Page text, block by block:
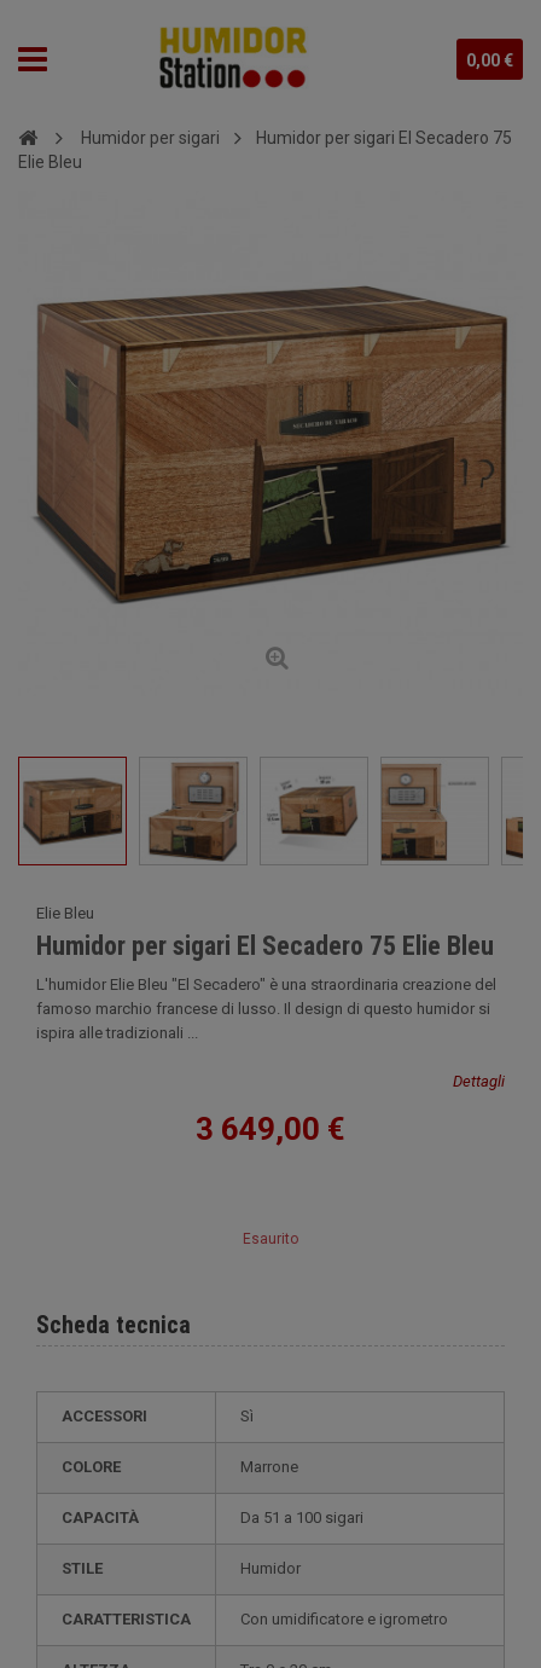
0,00 €
Humidor per sigari
Humidor per sigari El Secadero 75
Elie Bleu
Elie Bleu
Humidor per sigari El Secadero 75 Elie Bleu
L'humidor Elie Bleu "El Secadero" è una straordinaria creazione del
famoso marchio francese di lusso. Il design di questo humidor si
ispira alle tradizionali ...
Dettagli
3 649,00 €
Esaurito
Scheda tecnica
ACCESSORI Sì
COLORE Marrone
CAPACITÀ da 51 a 100 sigari
STILE humidor
CARATTERISTICA con umidificatore e igrometro